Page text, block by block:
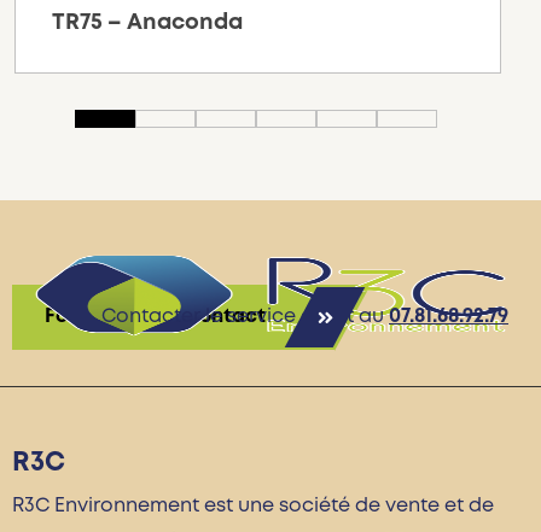
TR75 – Anaconda
Contacter le service client au07.81.68.92.79
Formulaire de contact
R3C
R3C Environnement est une société de vente et de